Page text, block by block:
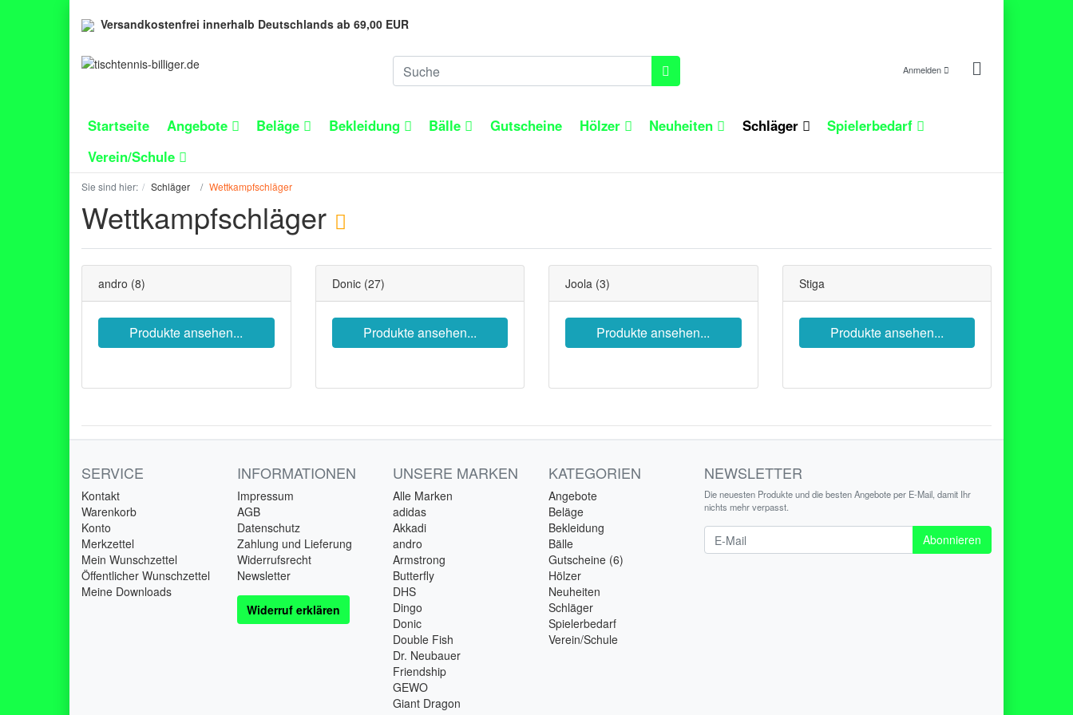
Versandkostenfrei innerhalb Deutschlands ab 69,00 EUR
Anmelden
Startseite Angebote Beläge Bekleidung Bälle Gutscheine Hölzer Neuheiten Schläger
Spielerbedarf
Verein/Schule
Sie sind hier: Schläger Wettkampfschläger
Wettkampfschläger
andro (8)
Produkte ansehen...
Donic(27)
Produkte ansehen...
Joola (3)
Produkte ansehen...
Stiga
Produkte ansehen...
SERVICE
Kontakt
Warenkorb
Konto
Merkzettel
Mein Wunschzettel
Öffentlicher Wunschzettel
Meine Downloads
INFORMATIONEN
Impressum
AGB
Datenschutz
Zahlung und Lieferung
Widerrufsrecht
Newsletter
Widerruf erklären
UNSERE MARKEN
Alle Marken
adidas
Akkadi
andro
Armstrong
Butterfly
DHS
Dingo
Donic
Double Fish
Dr. Neubauer
Friendship
GEWO
Giant Dragon
KATEGORIEN
Angebote
Beläge
Bekleidung
Bälle
Gutscheine (6)
Hölzer
Neuheiten
Schläger
Spielerbedarf
Verein/Schule
NEWSLETTER
Die neuesten Produkte und die besten Angebote per E-Mail, damit Ihr
nichts mehr verpasst.
Newsletter Abonnieren